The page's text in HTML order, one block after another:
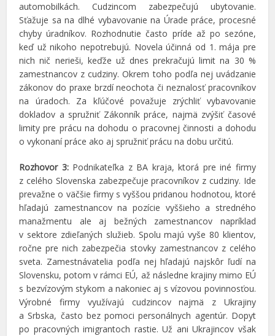
automobilkách. Cudzincom zabezpečujú ubytovanie.
Sťažuje sa na dlhé vybavovanie na Úrade práce, procesné
chyby úradníkov. Rozhodnutie často príde až po sezóne,
keď už nikoho nepotrebujú. Novela účinná od 1. mája pre
nich nič nerieši, keďže už dnes prekračujú limit na 30 %
zamestnancov z cudziny. Okrem toho podľa nej uvádzanie
zákonov do praxe brzdí neochota či neznalosť pracovníkov
na úradoch. Za kľúčové považuje zrýchliť vybavovanie
dokladov a spružniť Zákonník práce, najmä zvýšiť časové
limity pre prácu na dohodu o pracovnej činnosti a dohodu
o vykonaní práce ako aj spružniť prácu na dobu určitú.
Rozhovor 3:Podnikateľka z BA kraja, ktorá pre iné firmy
z celého Slovenska zabezpečuje pracovníkov z cudziny. Ide
prevažne o väčšie firmy s vyššou pridanou hodnotou, ktoré
hľadajú zamestnancov na pozície vyššieho a stredného
manažmentu ale aj bežných zamestnancov napríklad
v sektore zdieľaných služieb. Spolu majú vyše 80 klientov,
ročne pre nich zabezpečia stovky zamestnancov z celého
sveta. Zamestnávatelia podľa nej hľadajú najskôr ľudí na
Slovensku, potom v rámci EÚ, až následne krajiny mimo EÚ
s bezvízovým stykom a nakoniec aj s vízovou povinnosťou.
Výrobné firmy využívajú cudzincov najmä z Ukrajiny
a Srbska, často bez pomoci personálnych agentúr. Dopyt
po pracovných imigrantoch rastie. Už ani Ukrajincov však